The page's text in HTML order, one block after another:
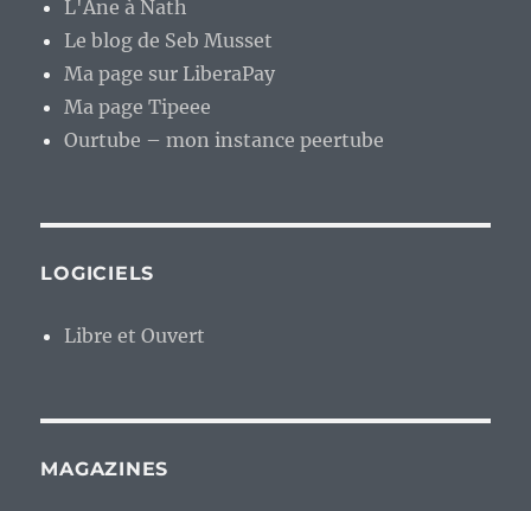
L'Âne à Nath
Le blog de Seb Musset
Ma page sur LiberaPay
Ma page Tipeee
Ourtube – mon instance peertube
LOGICIELS
Libre et Ouvert
MAGAZINES